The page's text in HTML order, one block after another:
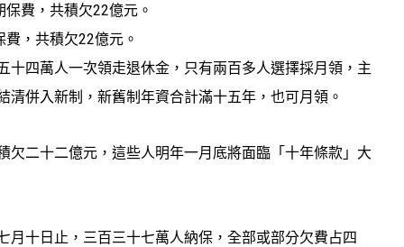
，共積欠22億元。
四萬人一次領走退休金，只有兩百多人選擇採月領，主
併入新制，新舊制年資合計滿十五年，也可月領。
二十二億元，這些人明年一月底將面臨「十年條款」大
十日止，三百三十七萬人納保，全部或部分欠費占四